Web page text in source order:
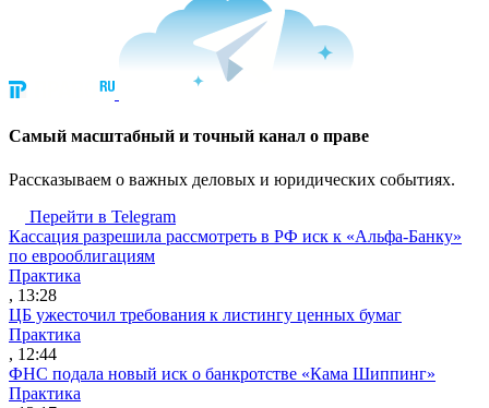
Cамый масштабный и точный канал о праве
Рассказываем о важных деловых и юридических событиях.
Перейти в Telegram
Кассация разрешила рассмотреть в РФ иск к «Альфа-Банку»
по еврооблигациям
Практика
, 13:28
ЦБ ужесточил требования к листингу ценных бумаг
Практика
, 12:44
ФНС подала новый иск о банкротстве «Кама Шиппинг»
Практика